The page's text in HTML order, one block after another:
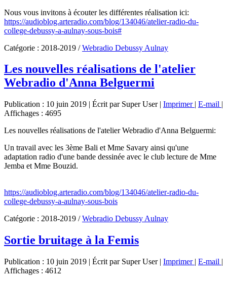
Nous vous invitons à écouter les différentes réalisation ici:
https://audioblog.arteradio.com/blog/134046/atelier-radio-du-
college-debussy-a-aulnay-sous-bois#
Catégorie : 2018-2019 /Webradio Debussy Aulnay
Les nouvelles réalisations de l'atelier
Webradio d'Anna Belguermi
Publication : 10 juin 2019 | Écrit par Super User| Imprimer | E-mail |
Affichages : 4695
Les nouvelles réalisations de l'atelier Webradio d'Anna Belguermi:
Un travail avec les 3ème Bali et Mme Savary ainsi qu'une
adaptation radio d'une bande dessinée avec le club lecture de Mme
Jemba et Mme Bouzid.
https://audioblog.arteradio.com/blog/134046/atelier-radio-du-
college-debussy-a-aulnay-sous-bois
Catégorie : 2018-2019 /Webradio Debussy Aulnay
Sortie bruitage à la Femis
Publication : 10 juin 2019 | Écrit par Super User| Imprimer | E-mail |
Affichages : 4612